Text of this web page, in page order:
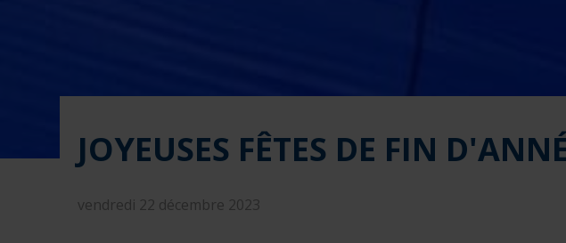
JOYEUSES FÊTES DE FIN
vendredi 22 décembre 2023